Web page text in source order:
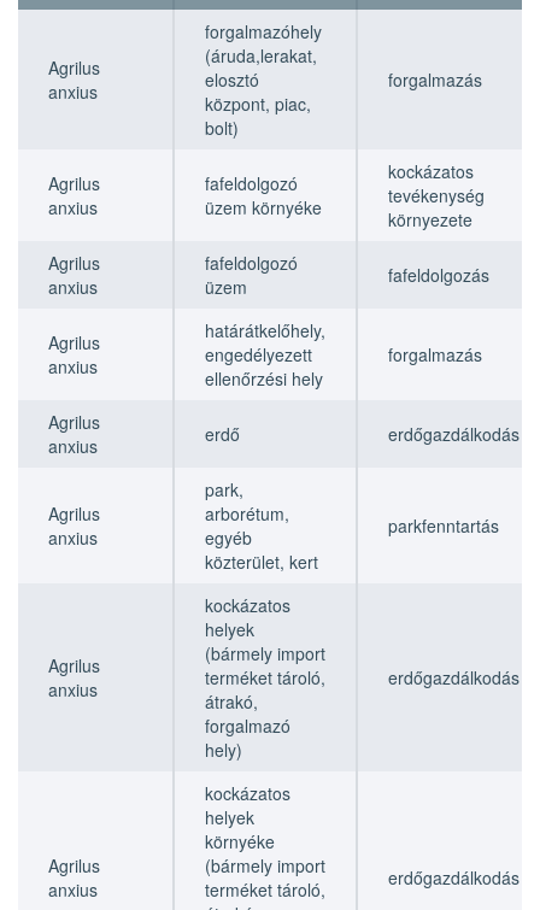
Objektum
típusa
Objektum
típusa
Agrilus
anxius
forgalmazóhely
(áruda,lerakat,
elosztó
központ, piac,
bolt)
forgalmazás
Agrilus
anxius
fafeldolgozó
üzem környéke
kockázatos
tevékenység
környezete
Agrilus
anxius
fafeldolgozó
üzem
fafeldolgozás
Agrilus
anxius
határátkelőhely,
engedélyezett
ellenőrzési hely
forgalmazás
Agrilus
anxius
erdő erdőgazdálkodás
Agrilus
anxius
park,
arborétum,
egyéb
közterület, kert
parkfenntartás
Agrilus
anxius
kockázatos
helyek
(bármely import
terméket tároló,
átrakó,
forgalmazó
hely)
erdőgazdálkodás
Agrilus
anxius
kockázatos
helyek
környéke
(bármely import
terméket tároló,
erdőgazdálkodás